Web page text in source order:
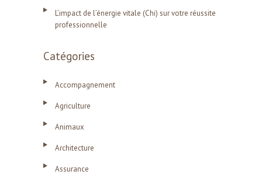
L’impact de l’énergie vitale (Chi) sur votre réussite
professionnelle
Catégories
Accompagnement
Agriculture
Animaux
Architecture
Assurance